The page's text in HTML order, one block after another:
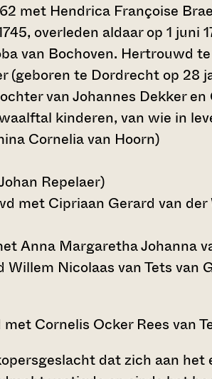
met Hendrica Françoise
overleden aldaar op 1 juni
van Bochoven. Hertrouwd
(geboren te Dordrecht op 28
van Johannes Dekker
kinderen, van wie in
Cornelia van Hoorn)
Repelaer)
met Cipriaan Gerard van der
Anna Margaretha Johanna
Nicolaas van Tets van
Cornelis Ocker Rees van
dat zich aan het